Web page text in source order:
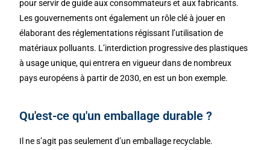
pour servir de guide aux consommateurs et aux fabricants.
Les gouvernements ont également un rôle clé à jouer en
élaborant des réglementations régissant l’utilisation de
matériaux polluants. L’interdiction progressive des plastiques
à usage unique, qui entrera en vigueur dans de nombreux
pays européens à partir de 2030, en est un bon exemple.
Qu'est-ce qu'un emballage durable ?
Il ne s’agit pas seulement d’un emballage recyclable.